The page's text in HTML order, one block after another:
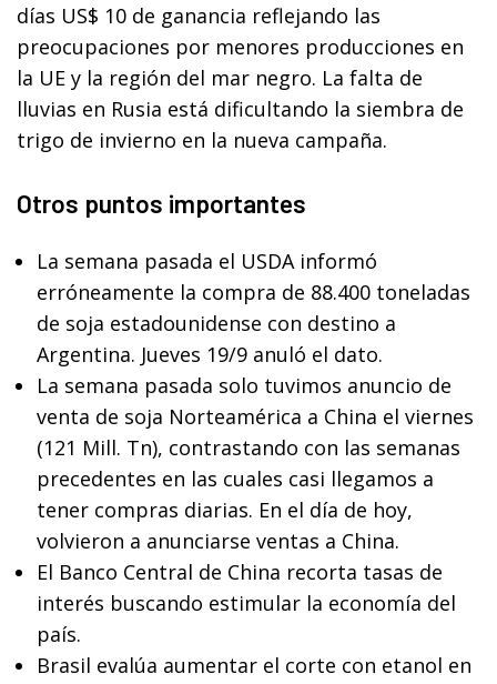
días US$ 10 de ganancia reflejando las
preocupaciones por menores producciones en
la UE y la región del mar negro. La falta de
lluvias en Rusia está dificultando la siembra de
trigo de invierno en la nueva campaña.
Otros puntos importantes
La semana pasada el USDA informó
erróneamente la compra de 88.400 toneladas
de soja estadounidense con destino a
Argentina. Jueves 19/9 anuló el dato.
La semana pasada solo tuvimos anuncio de
venta de soja Norteamérica a China el viernes
(121 Mill. Tn), contrastando con las semanas
precedentes en las cuales casi llegamos a
tener compras diarias. En el día de hoy,
volvieron a anunciarse ventas a China.
El Banco Central de China recorta tasas de
interés buscando estimular la economía del
país.
Brasil evalúa aumentar el corte con etanol en